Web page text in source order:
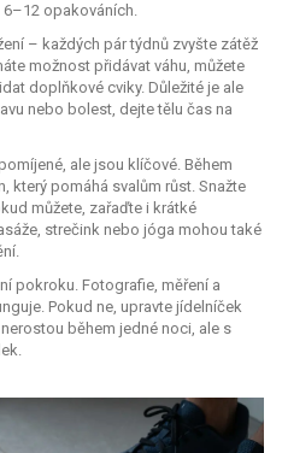
opakováních.
– každých pár týdnů zvyšte zátěž
možnost přidávat váhu, můžete
doplňkové cviky. Důležité je ale
nebo bolest, dejte tělu čas na
ale jsou klíčové. Během
který pomáhá svalům růst. Snažte
můžete, zařaďte i krátké
strečink nebo jóga mohou také
pokroku. Fotografie, měření a
Pokud ne, upravte jídelníček
během jedné noci, ale s